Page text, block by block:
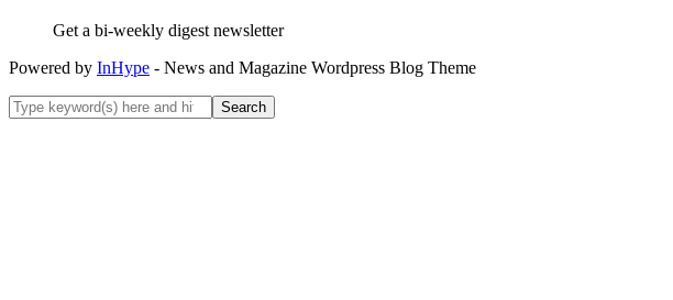
Get a bi-weekly digest newsletter
Powered by InHype - News and Magazine Wordpress Blog Theme